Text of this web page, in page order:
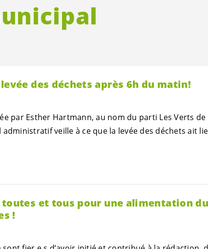
levée des déchets après 6h du matin!
par Esther Hartmann, au nom du parti Les Verts
veille à ce que la levée des déchets ait
: toutes et tous pour une alimentation
!